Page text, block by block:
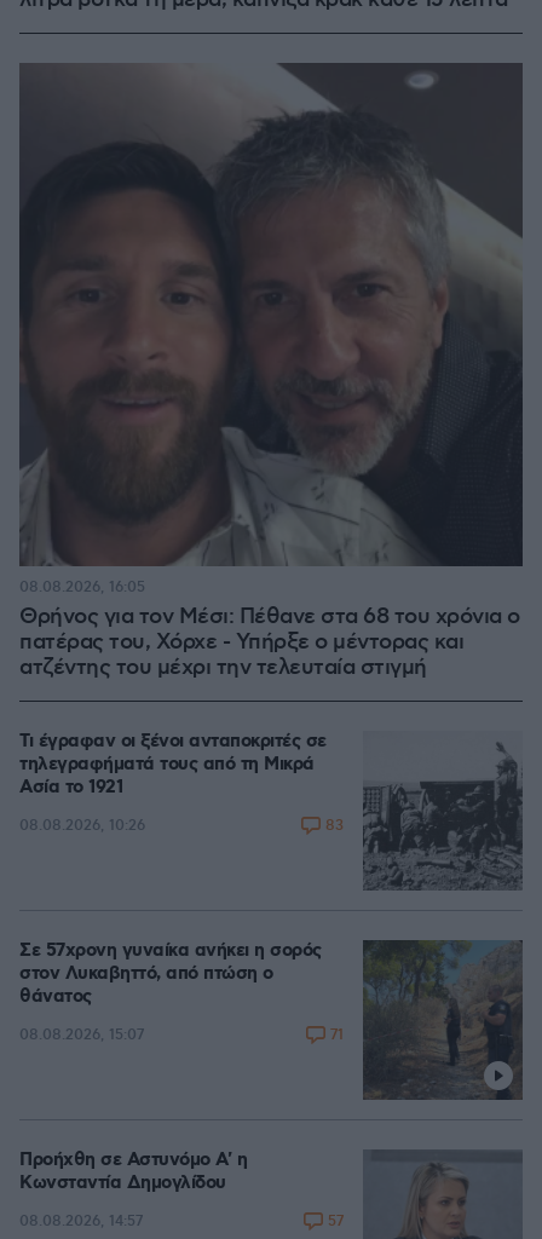
Θρήνος για τον Μέσι: Πέθανε στα 68 του χρόνια ο
πατέρας του, Χόρχε - Υπήρξε ο μέντορας και
ατζέντης του μέχρι την τελευταία στιγμή
08.08.2026, 16:05
Τι έγραφαν οι ξένοι ανταποκριτές σε
τηλεγραφήματά τους από τη Μικρά
Ασία το 1921
08.08.2026, 10:26 83
Σε 57χρονη γυναίκα ανήκει η σορός
στον Λυκαβηττό, από πτώση ο
θάνατος
08.08.2026, 15:07 71
Προήχθη σε Αστυνόμο Α' η
Κωνσταντία Δημογλίδου
08.08.2026, 14:57 57